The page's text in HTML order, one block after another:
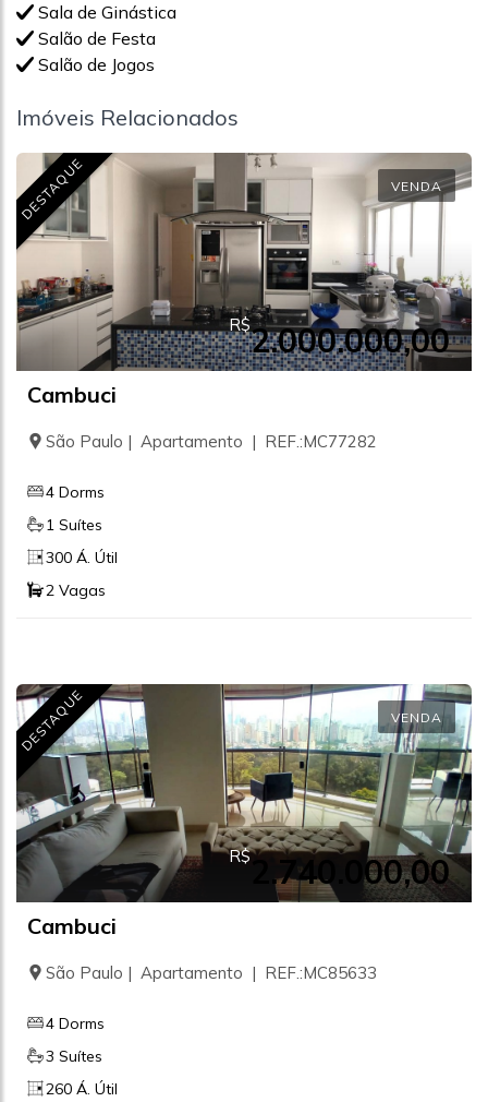
Sala de Ginástica
Salão de Festa
Salão de Jogos
Imóveis Relacionados
DESTAQUE VENDA
R$2.000.000,00
Cambuci
São Paulo | Apartamento | REF.:MC77282
4 Dorms
1 Suítes
300 Á. Útil
2 Vagas
DESTAQUE VENDA
R$ 2.740.000,00
Cambuci
São Paulo | Apartamento | REF.:MC85633
4 Dorms
3 Suítes
260 Á. Útil